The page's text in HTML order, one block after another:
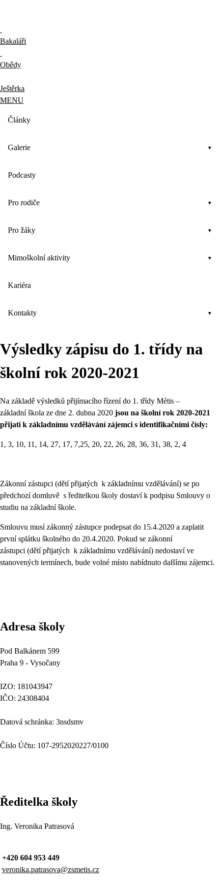
Bakaláři
Obědy
Ještěrka
MENU
Články
Galerie
Podcasty
Pro rodiče
Pro žáky
Mimoškolní aktivity
Kariéra
Kontakty
Výsledky zápisu do 1. třídy na
školní rok 2020-2021
Na základě výsledků přijímacího řízení do 1. třídy Métis –
základní škola ze dne 2. dubna 2020 jsou na školní rok 2020-2021
přijati k základnímu vzdělávání zájemci s identifikačními čísly:
1, 3, 10, 11, 14, 27, 17, 7,25, 20, 22, 26, 28, 36, 31, 38, 2, 4
Zákonní zástupci (dětí přijatých k základnímu vzdělávání) se po
předchozí domluvě s ředitelkou školy dostaví k podpisu Smlouvy o
studiu na základní škole.
Smlouvu musí zákonný zástupce podepsat do 15.4.2020 a zaplatit
první splátku školného do 20.4.2020. Pokud se zákonní
zástupci (dětí přijatých k základnímu vzdělávání) nedostaví ve
stanovených termínech, bude volné místo nabídnuto dalšímu zájemci.
Adresa školy
Pod Balkánem 599
Praha 9 - Vysočany
IZO: 181043947
IČO: 24308404
Datová schránka: 3nsdsmv
Číslo Účtu: 107-2952020227/0100
Ředitelka školy
Ing. Veronika Patrasová
+420 604 953 449
veronika.patrasova@zsmetis.cz